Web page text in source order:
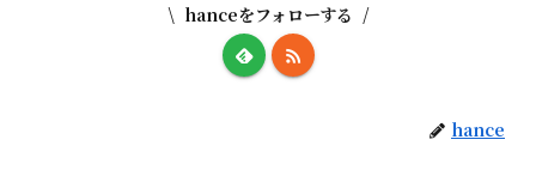
hanceをフォローする
hance